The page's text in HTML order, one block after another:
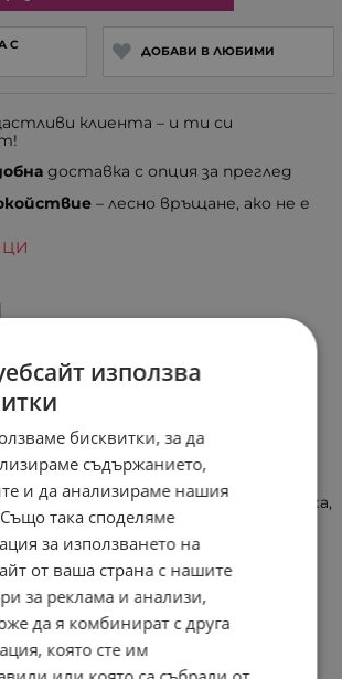
грижа и поддръжка
С
ДОБАВИ В ЛЮБИМИ
клиента – и ти си
доставка с опция за преглед
– лесно връщане, ако не е
устойчив плат и висок клас еко кожа,
на допир
използва
бисквитки, за да
съдържанието,
и да анализираме нашия
така споделяме
за използването на
от ваша страна с нашите
за реклама и анализи,
да я комбинират с друга
която сте им